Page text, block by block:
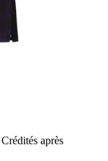
Crédités après